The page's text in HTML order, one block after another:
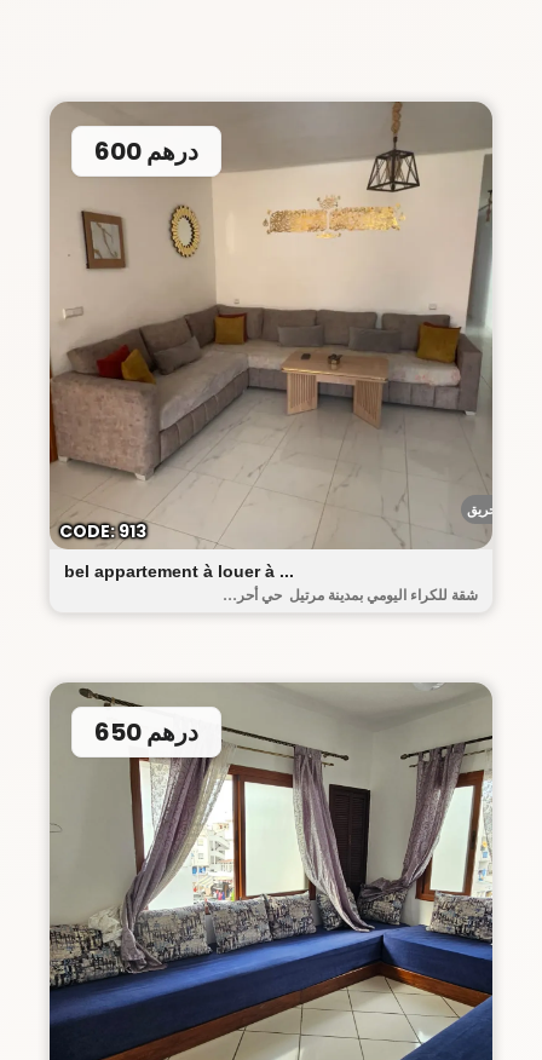
أحريق
bel appartement à louer à ...
600 درهم
شقة للكراء اليومي بمدينة مرتيل حي أحر...
CODE: 913
650 درهم